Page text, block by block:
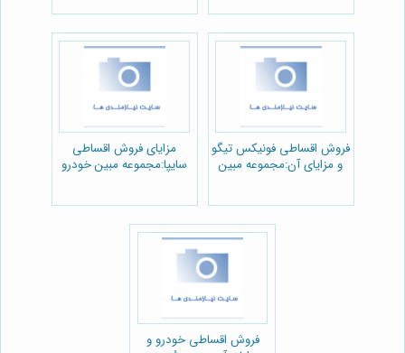
فروش اقساطی فونیکس تیگو
و مزایای آن:مجموعه مبین
مزایای فروش اقساطی
سایپا:مجموعه مبین خودرو
فروش اقساطی خودرو و